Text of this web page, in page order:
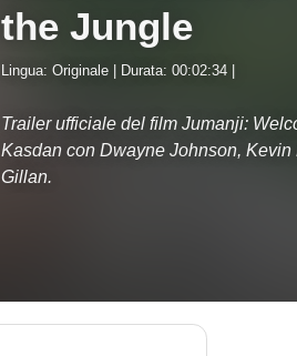
the Jungle
Lingua: Originale | Durata: 00:02:34 |
Trailer ufficiale del film Jumanji:
Kasdan con Dwayne Johnson,
Gillan.